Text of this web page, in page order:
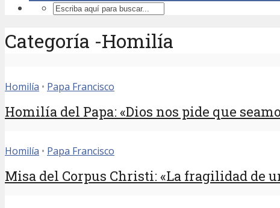
Categoría -Homilía
Homilía • Papa Francisco
Homilía del Papa: «Dios nos pide que
Homilía • Papa Francisco
Misa del Corpus Christi: «La fragilidad de